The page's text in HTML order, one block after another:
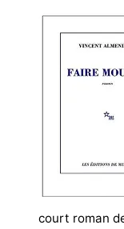
court roman